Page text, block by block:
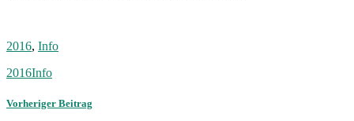
2016, Info
2016Info
Vorheriger Beitrag